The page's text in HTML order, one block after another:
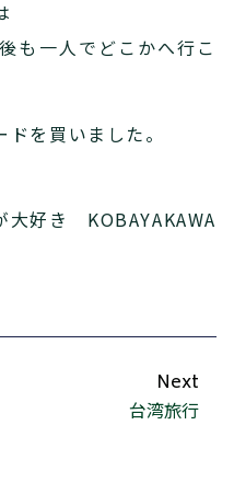
も一人でどこかへ行こ
を買いました。
大好き KOBAYAKAWA
Next
台湾旅行